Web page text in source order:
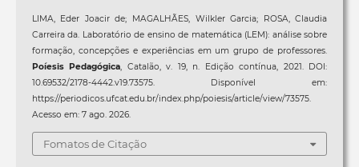
LIMA, Eder Joacir de; MAGALHÃES, Wilkler Garcia; ROSA, Claudia
Carreira da. Laboratório de ensino de matemática (LEM): análise sobre
formação, concepções e experiências em um grupo de professores.
Poíesis Pedagógica, Catalão, v. 19, n. Edição contínua, 2021. DOI:
10.69532/2178-4442.v19.73575. Disponível em:
https://periodicos.ufcat.edu.br/index.php/poiesis/article/view/73575.
Acesso em: 7 ago. 2026.
Fomatos de Citação